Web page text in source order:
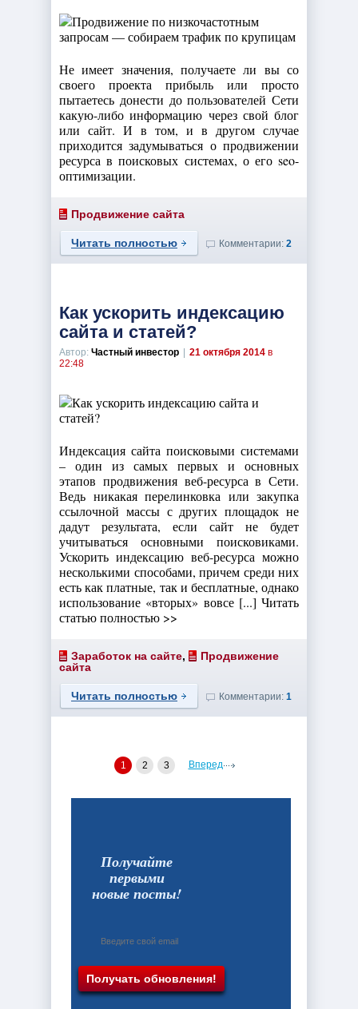
Не имеет значения, получаете ли вы со
своего проекта прибыль или просто
пытаетесь донести до пользователей Сети
какую-либо информацию через свой блог
или сайт. И в том, и в другом случае
приходится задумываться о продвижении
ресурса в поисковых системах, о его seo-
оптимизации.
Продвижение сайта
Читать полностью Комментарии: 2
Как ускорить индексацию
сайта и статей?
Автор: Частный инвестор 21 октября 2014 в
22:48
Индексация сайта поисковыми системами
– один из самых первых и основных
этапов продвижения веб-ресурса в Сети.
Ведь никакая перелинковка или закупка
ссылочной массы с других площадок не
дадут результата, если сайт не будет
учитываться основными поисковиками.
Ускорить индексацию веб-ресурса можно
несколькими способами, причем среди них
есть как платные, так и бесплатные, однако
использование «вторых» вовсе [...] Читать
статью полностью >>
Заработок на сайте,
Продвижение
сайта
Читать полностью Комментарии: 1
1 2 3 Вперед
Получайте
первыми
новые посты!